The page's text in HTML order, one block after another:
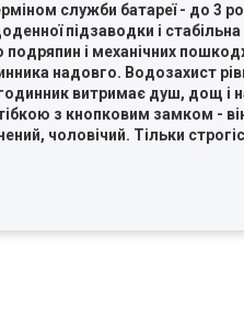
служби батареї - до 3
підзаводки і стабільна
і механічних
надовго. Водозахист
витримає душ, дощ і
з кнопковим замком -
чоловічий. Тільки